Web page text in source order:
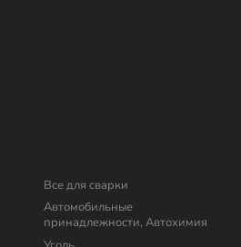
Все для сварки
Автомобильные
принадлежности, Автохимия